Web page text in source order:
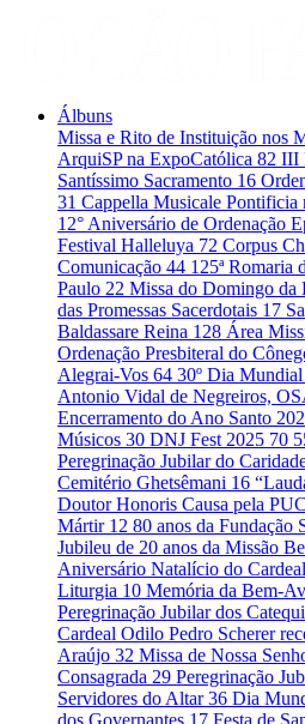
Álbuns
Missa e Rito de Instituição nos
ArquiSP na ExpoCatólica 82 III
Santíssimo Sacramento 16
31 Cappella Musicale Pontificia
12° Aniversário de Ordenação
Festival Halleluya 72 Corpus
Comunicação 44 125ª Romaria
Paulo 22 Missa do Domingo da
das Promessas Sacerdotais 17
Baldassare Reina 128 Área
Ordenação Presbiteral do
Alegrai-Vos 64 30º Dia
Antonio Vidal de Negreiros,
Encerramento do Ano Santo
Músicos 30 DNJ Fest 2025 70
Peregrinação Jubilar do
Cemitério Ghetsêmani 16
Doutor Honoris Causa pela
Mártir 12 80 anos da Fundação
Jubileu de 20 anos da Missão
Aniversário Natalício do
Liturgia 10 Memória da Bem-
Peregrinação Jubilar dos
Cardeal Odilo Pedro Scherer
Araújo 32 Missa de Nossa
Consagrada 29 Peregrinação
Servidores do Altar36 Dia
dos Governantes 17 Festa de